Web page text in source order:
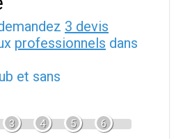
3 devis
professionnels dans
et sans
3 4 5 6